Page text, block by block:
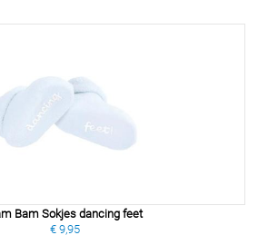
Bam Sokjes dancing feet
€ 9,95